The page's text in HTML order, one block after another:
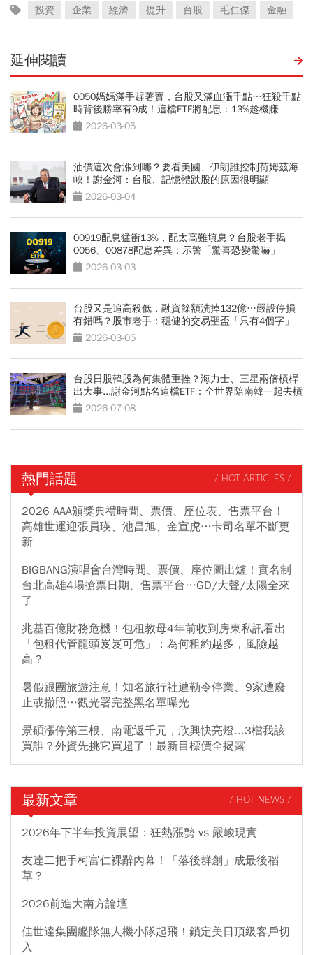
投資 企業 經濟 提升 台股 毛仁傑 金融
延伸閱讀
0050媽媽滿手趕著賣，台股又滿血漲千點…狂殺千點
時背後勝率有9成！這檔ETF將配息：13%趁機賺
2026-03-05
油價這次會漲到哪？要看美國、伊朗誰控制荷姆茲海
峽！謝金河：台股、記憶體跌股的原因很明顯
2026-03-04
00919配息猛衝13%，配太高難填息？台股老手揭
0056、00878配息差異：示警「驚喜恐變驚嚇」
2026-03-03
台股又是追高殺低，融資餘額洗掉132億…嚴設停損
有錯嗎？股市老手：穩健的交易聖盃「只有4個字」
2026-03-05
台股日股韓股為何集體重挫？海力士、三星兩倍槓桿
出大事...謝金河點名這檔ETF：全世界陪南韓一起去槓
桿 2026-07-08
熱門話題 / HOT ARTICLES /
2026 AAA頒獎典禮時間、票價、座位表、售票平台！
高雄世運迎張員瑛、池昌旭、金宣虎…卡司名單不斷更
新
BIGBANG演唱會台灣時間、票價、座位圖出爐！實名制
台北高雄4場搶票日期、售票平台…GD/大聲/太陽全來
了
兆基百億財務危機！包租教母4年前收到房東私訊看出
「包租代管龍頭岌岌可危」：為何租約越多，風險越
高？
暑假跟團旅遊注意！知名旅行社遭勒令停業、9家遭廢
止或撤照…觀光署完整黑名單曝光
景碩漲停第三根、南電返千元，欣興快亮燈...3檔我該
買誰？外資先挑它買超了！最新目標價全揭露
最新文章 / HOT NEWS /
2026年下半年投資展望：狂熱漲勢 vs 嚴峻現實
友達二把手柯富仁裸辭內幕！「落後群創」成最後稻
草？
2026前進大南方論壇
佳世達集團艦隊無人機小隊起飛！鎖定美日頂級客戶切
入